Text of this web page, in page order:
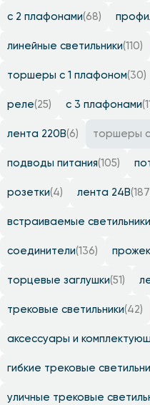
с 2 плафонами(68)
линейные светильники(110)
торшеры с 1 плафоном(30)
реле(25) с 3 плафонами
лента 220B(6) торшеры
подводы питания(105)
розетки(4) лента 24B
встраиваемые светильники
соединители(136)
торцевые заглушки(51)
трековые светильники(42)
аксессуары и
гибкие трековые
уличные трековые